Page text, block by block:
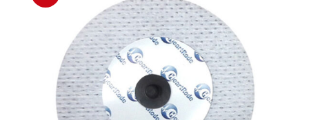
Ingat saya